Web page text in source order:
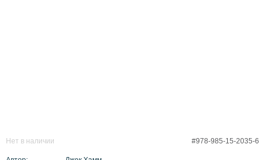
#978-985-15-2035-6
Нет в наличии